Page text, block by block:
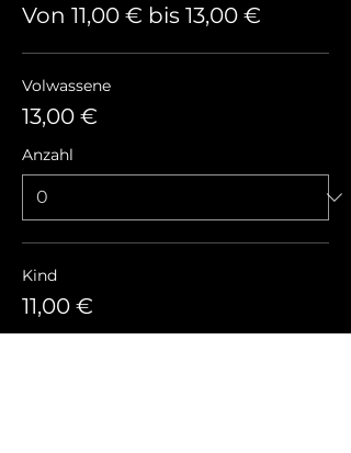
Von 11,00 € bis 13,00 €
Volwassene
13,00 €
Anzahl
Kind
11,00 €